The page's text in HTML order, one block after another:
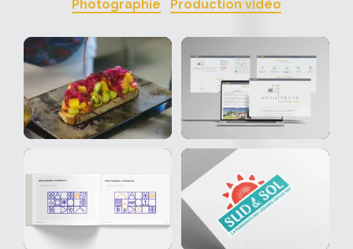
Photographie Production vidéo